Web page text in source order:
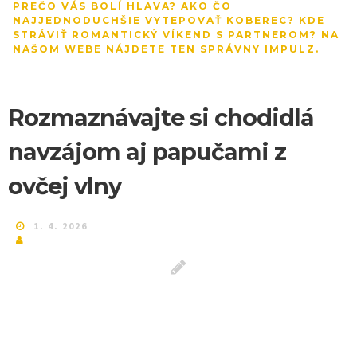
PREČO VÁS BOLÍ HLAVA? AKO ČO
NAJJEDNODUCHŠIE VYTEPOVAŤ KOBEREC? KDE
STRÁVIŤ ROMANTICKÝ VÍKEND S PARTNEROM? NA
NAŠOM WEBE NÁJDETE TEN SPRÁVNY IMPULZ.
Rozmaznávajte si chodidlá
navzájom aj papučami z
ovčej vlny
1. 4. 2026